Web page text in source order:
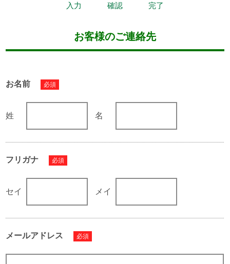
入力 確認 完了
お客様のご連絡先
お名前 必須
姓 名
フリガナ 必須
セイ メイ
メールアドレス 必須